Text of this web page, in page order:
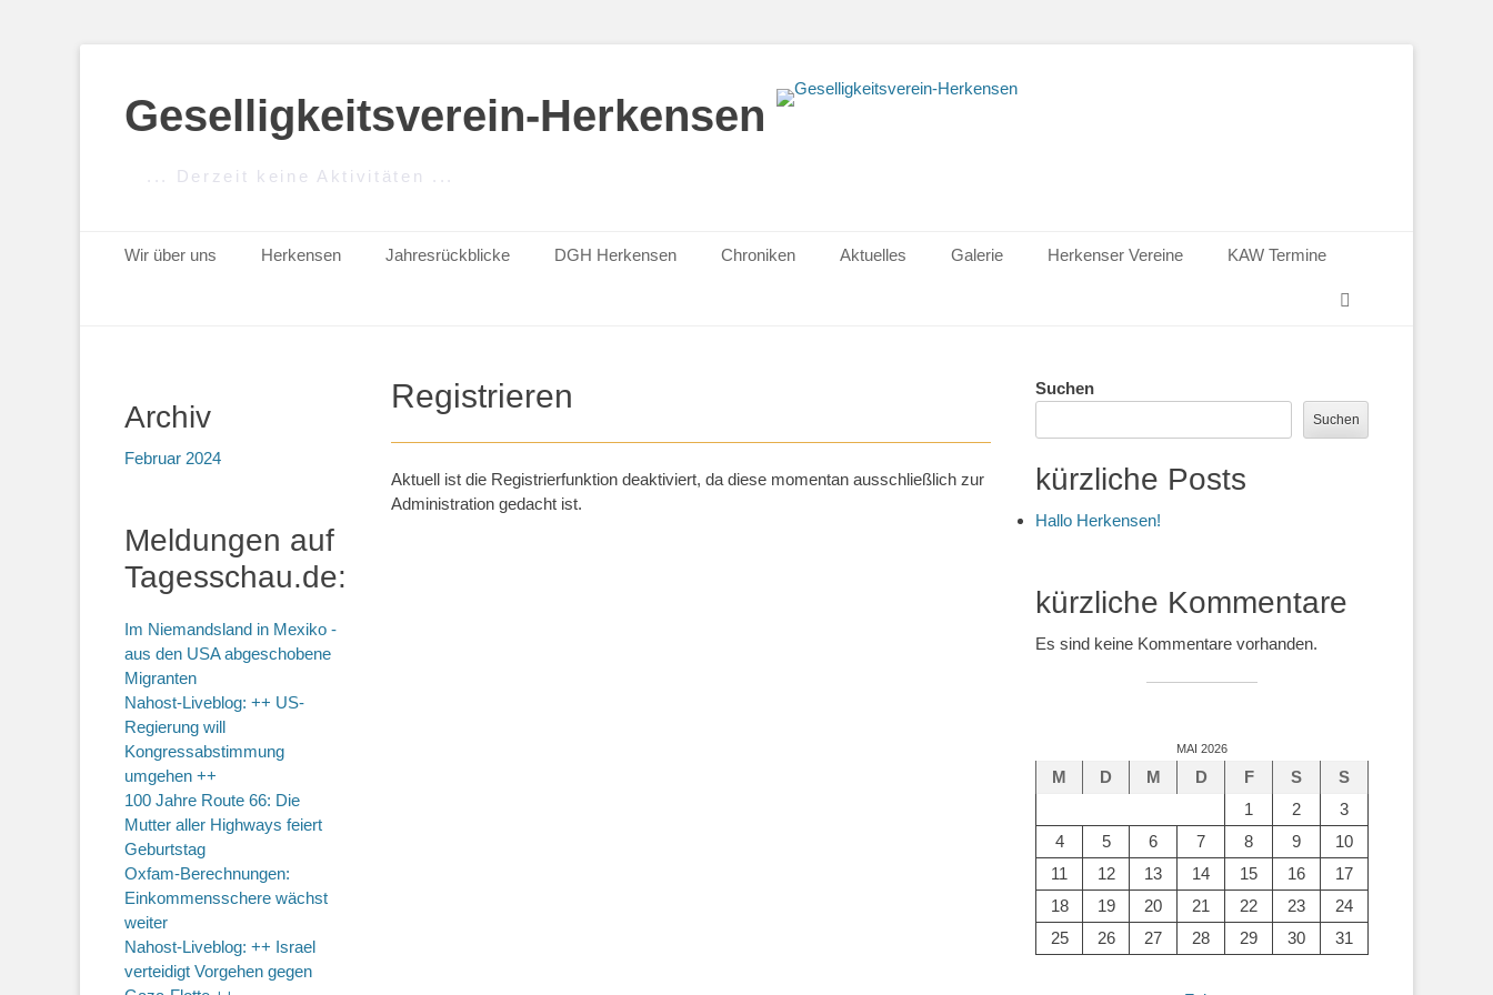
Geselligkeitsverein-Herkensen
... Derzeit keine Aktivitäten ...
Primäres Menü
Inhalt
Wir über uns Herkensen Jahresrückblicke DGH Herkensen Chroniken Aktuelles Galerie Herkenser Vereine
KAW Termine
Registrieren
Aktuell ist die Registrierfunktion deaktiviert, da diese momentan ausschließlich zur
Administration gedacht ist.
Suchen
Suchen
kürzliche Posts
Hallo Herkensen!
kürzliche Kommentare
Es sind keine Kommentare vorhanden.
MAI 2026
M D M D F S
S
1
2
3
4
5 6 7 8 9
10
11
12 13 14 15 16
17
18
19 20 21 22 23
24
25
26 27 28 29 30 31
Archiv
Februar 2024
Meldungen auf
Tagesschau.de:
Im Niemandsland in Mexiko -
aus den USA abgeschobene
Migranten
Nahost-Liveblog: ++ US-
Regierung will
Kongressabstimmung
umgehen ++
100 Jahre Route 66: Die
Mutter aller Highways feiert
Geburtstag
Oxfam-Berechnungen:
Einkommensschere wächst
weiter
Nahost-Liveblog: ++ Israel
verteidigt Vorgehen gegen